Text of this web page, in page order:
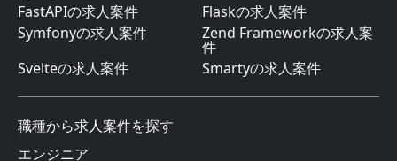
FastAPIの求人案件
Flaskの求人案件
Symfonyの求人案件
Zend Frameworkの求人案
件
Svelteの求人案件
Smartyの求人案件
職種から求人案件を探す
エンジニア